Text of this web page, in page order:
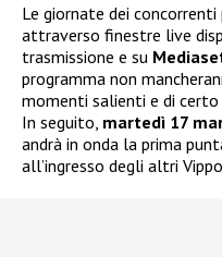
Le giornate dei
attraverso finestre live
trasmissione e su
programma non
momenti salienti e di certo
In seguito, martedì 17
andrà in onda la prima
all’ingresso degli altri